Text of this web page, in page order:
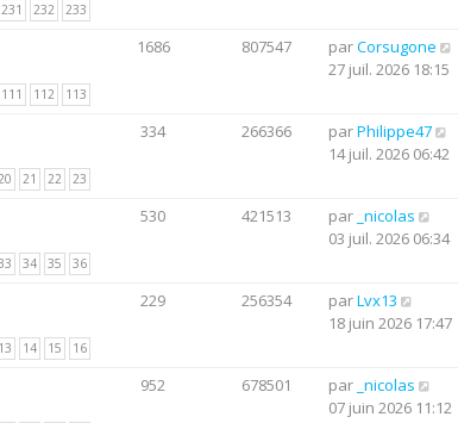
231 232 233
111 112 113
1686 807547 parCorsugone
27 juil. 2026 18:15
21 22 23
334 266366 parPhilippe47
14 juil. 2026 06:42
34 35 36
530 421513 par _nicolas
03 juil. 2026 06:34
13 14 15 16
229 256354 parLvx13
18 juin 2026 17:47
952 678501 par _nicolas
07 juin 2026 11:12